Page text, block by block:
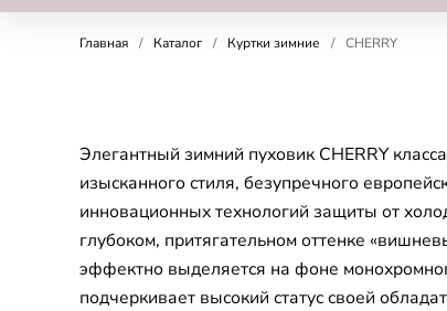
Главная / Каталог / Куртки зимние / CHERRY
Элегантный зимний пуховик CHERRY
изысканного стиля, безупречного
инновационных технологий защиты от
глубоком, притягательном оттенке
эффектно выделяется на фоне
подчеркивает высокий статус своей